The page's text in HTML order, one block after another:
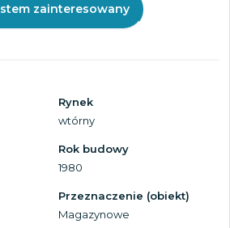
zainteresowany
Rynek
wtórny
Rok budowy
1980
Przeznaczenie (obiekt)
Magazynowe